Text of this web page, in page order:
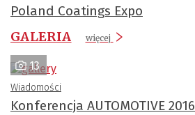
Poland Coatings Expo
GALERIA
więcej
13
Wiadomości
Konferencja AUTOMOTIVE 2016